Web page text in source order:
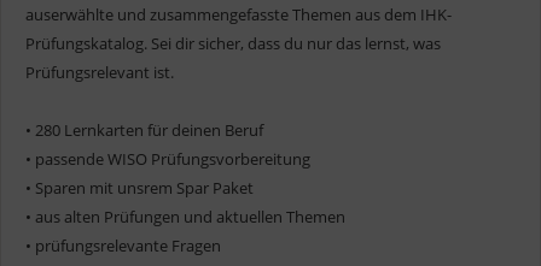
auserwählte und zusammengefasste Themen aus dem IHK-
Prüfungskatalog. Sei dir sicher, dass du nur das lernst, was
Prüfungsrelevant ist.
• 280 Lernkarten für deinen Beruf
• passende WISO Prüfungsvorbereitung
• Sparen mit unsrem Spar Paket
• aus alten Prüfungen und aktuellen Themen
• prüfungsrelevante Fragen